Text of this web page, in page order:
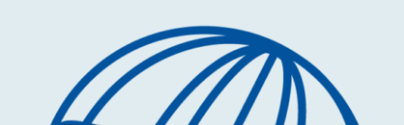
Contact